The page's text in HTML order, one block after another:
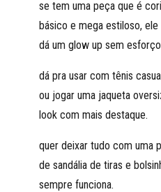
se tem uma peça que é
básico e mega estiloso,
dá um glow up sem
dá pra usar com tênis
ou jogar uma jaqueta
look com mais destaque.
quer deixar tudo com uma
de sandália de tiras e
sempre funciona.